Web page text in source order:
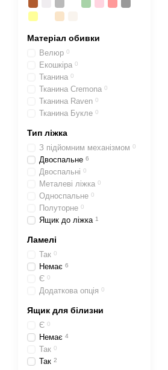
Матеріал обивки
Велюр 0
Екошкіра 0
Тканина 0
Тканина Cremona 0
Тканина Raven 0
Тканина Букле 0
Тип ліжка
З підйомним механізмом 0
Двоспальне 6
Двоспальні 0
Металеві ліжка 0
Односпальне 0
Полуторне 0
Ящик до ліжка 1
Ламелі
Так 0
Немає 6
Є 0
Додаткова опція 0
Ящик для білизни
Є 0
Немає 4
Так 0
Так 2